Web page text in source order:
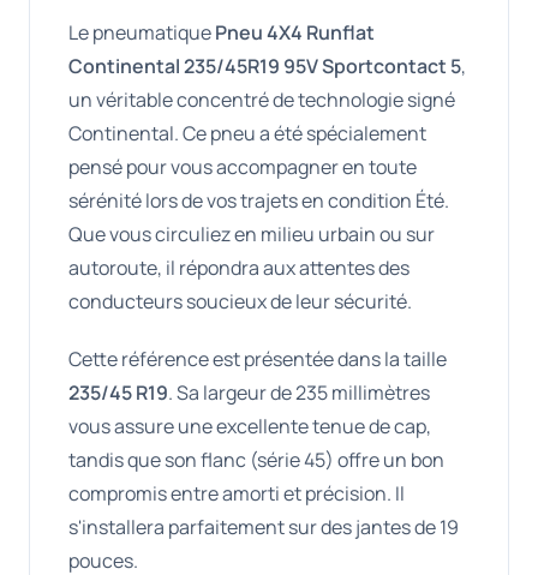
Le pneumatiquePneu 4X4 Runflat
Continental 235/45R19 95V Sportcontact 5,
un véritable concentré de technologie signé
Continental. Ce pneu a été spécialement
pensé pour vous accompagner en toute
sérénité lors de vos trajets en condition Été.
Que vous circuliez en milieu urbain ou sur
autoroute, il répondra aux attentes des
conducteurs soucieux de leur sécurité.
Cette référence est présentée dans la taille
235/45 R19. Sa largeur de 235 millimètres
vous assure une excellente tenue de cap,
tandis que son flanc (série 45) offre un bon
compromis entre amorti et précision. Il
s'installera parfaitement sur des jantes de 19
pouces.